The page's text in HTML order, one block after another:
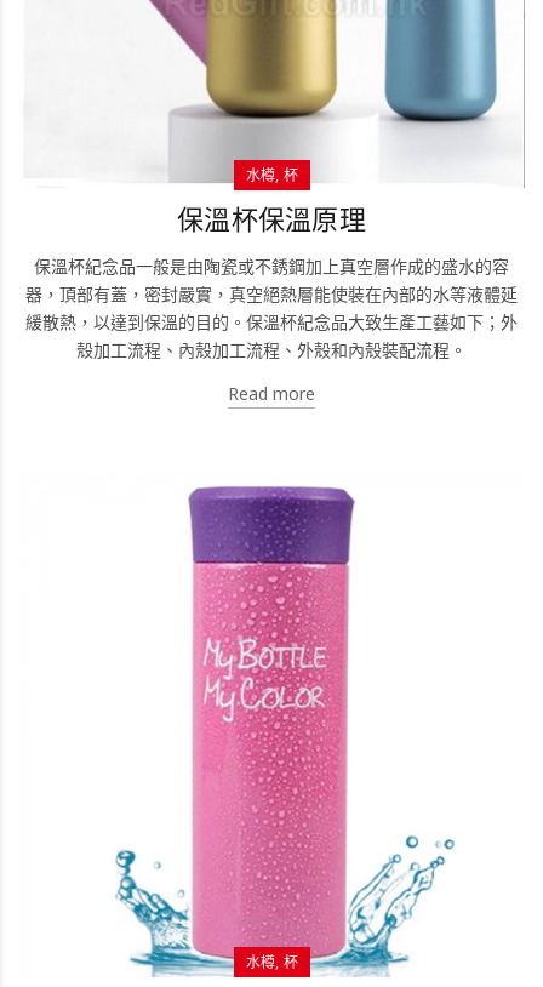
水樽 杯
保溫杯保溫原理
保溫杯紀念品一般是由陶瓷或不銹鋼加上真空層作成的盛水的容
器，頂部有蓋，密封嚴實，真空絕熱層能使裝在內部的水等液體延
緩散熱，以達到保溫的目的。保溫杯紀念品大致生產工藝如下；外
殼加工流程、內殼加工流程、外殼和內殼裝配流程。
Read more
水樽 杯